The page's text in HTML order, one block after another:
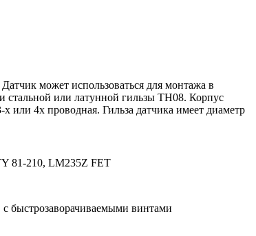
может использоваться для монтажа в
или латунной гильзы TH08. Корпус
или 4х проводная. Гильза датчика имеет диаметр
81-210, LM235Z FET
быстрозаворачиваемыми винтами